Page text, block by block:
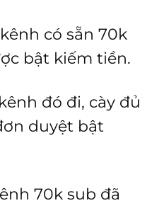
có sẵn 70k
bật kiếm tiền.
đó đi, cày đủ
duyệt bật
70k sub đã